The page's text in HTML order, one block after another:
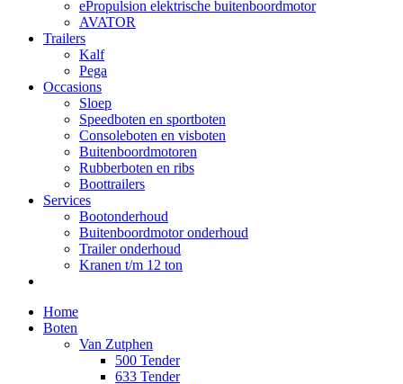
ePropulsion elektrische buitenboordmotor
AVATOR
Trailers
Kalf
Pega
Occasions
Sloep
Speedboten en sportboten
Consoleboten en visboten
Buitenboordmotoren
Rubberboten en ribs
Boottrailers
Services
Bootonderhoud
Buitenboordmotor onderhoud
Trailer onderhoud
Kranen t/m 12 ton
Home
Boten
Van Zutphen
500 Tender
633 Tender